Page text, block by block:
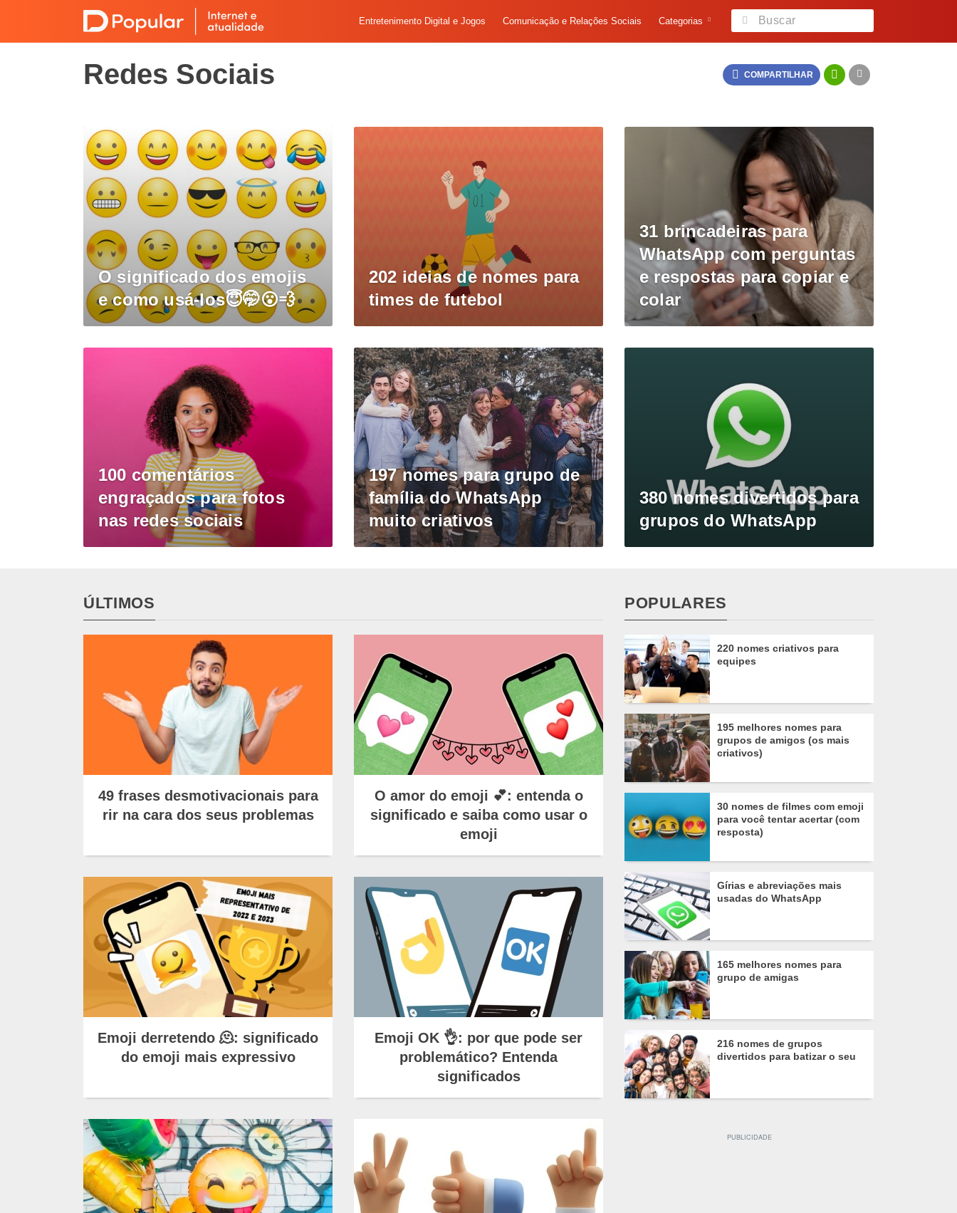
Entretenimento Digital e Jogos Comunicação e Relações Sociais Categorias
Redes Sociais COMPARTILHAR
O significado dos emojis
e como usá-los😇🤭😮💨
202 ideias de nomes para
times de futebol
31 brincadeiras para
WhatsApp com perguntas
e respostas para copiar e
colar
100 comentários
engraçados para fotos
nas redes sociais
197 nomes para grupo de
família do WhatsApp
muito criativos
380 nomes divertidos para
grupos do WhatsApp
ÚLTIMOS
49 frases desmotivacionais para
rir na cara dos seus problemas
O amor do emoji 💕: entenda o
significado e saiba como usar o
emoji
Emoji derretendo 🫠: significado
do emoji mais expressivo
Emoji OK 👌: por que pode ser
problemático? Entenda
significados
POPULARES
220 nomes criativos para
equipes
195 melhores nomes para
grupos de amigos (os mais
criativos)
30 nomes de filmes com emoji
para você tentar acertar (com
resposta)
Gírias e abreviações mais
usadas do WhatsApp
165 melhores nomes para
grupo de amigas
216 nomes de grupos
divertidos para batizar o seu